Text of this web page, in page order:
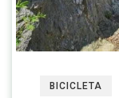
BICICLETA